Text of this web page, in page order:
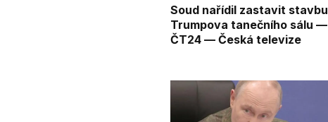
Soud nařídil zastavit stavbu
Trumpova tanečního sálu —
ČT24 — Česká televize